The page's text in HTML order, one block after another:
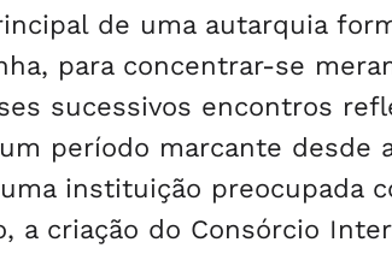
de uma autarquia
para concentrar-se
sucessivos encontros
período marcante desde
instituição preocupada
a criação do Consórcio